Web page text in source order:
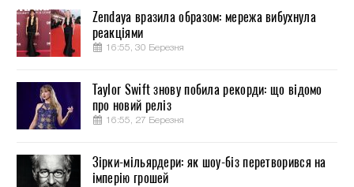
Zendaya вразила образом: мережа вибухнула
реакціями
16:55, 30 Березня
Taylor Swift знову побила рекорди: що відомо
про новий реліз
16:55, 27 Березня
Зірки-мільярдери: як шоу-біз перетворився на
імперію грошей